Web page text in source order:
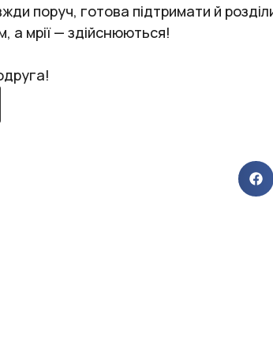
поруч, готова підтримати й
а мрії — здійснюються!